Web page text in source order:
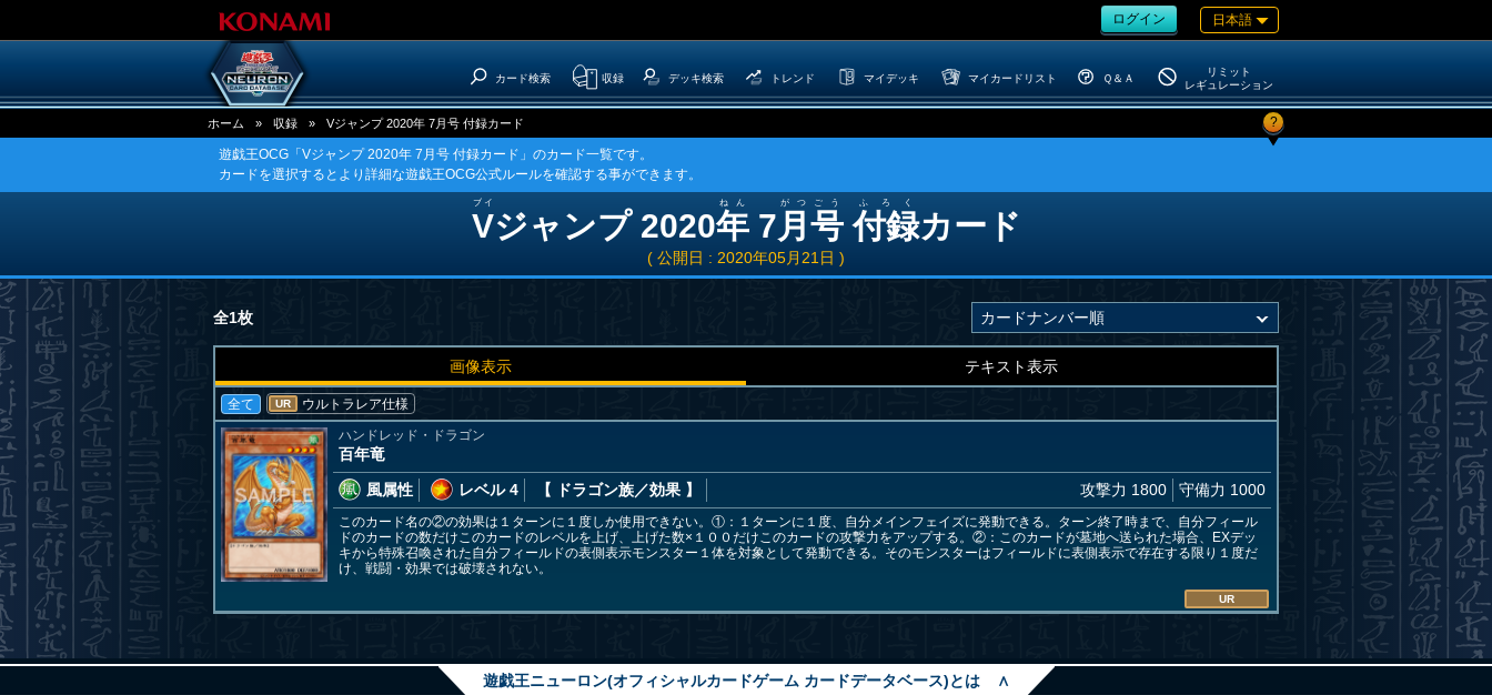
ログイン 日本語
カード検索 収録 デッキ検索 トレンド マイデッキ マイカードリスト Ｑ＆Ａ
リミット
レギュレーション
ホーム » 収録 » Vジャンプ 2020年 7月号 付録カード ?
遊戯王OCG「Vジャンプ 2020年 7月号 付録カード」のカード一覧です。
カードを選択するとより詳細な遊戯王OCG公式ルールを確認する事ができます。
V
ブイ
ジャンプ 2020年
ねん
7月
がつ
号
ごう
付録
ふろく
カード
( 公開日 : 2020年05月21日 )
全1枚
画像表示 テキスト表示
全て UR ウルトラレア仕様
ハンドレッド・ドラゴン
百年竜
風属性
レベル 4 【 ドラゴン族／効果 】 攻撃力 1800 守備力 1000
このカード名の②の効果は１ターンに１度しか使用できない。①：１ターンに１度、自分メインフェイズに発動できる。ターン終了時まで、自分フィール
ドのカードの数だけこのカードのレベルを上げ、上げた数×１００だけこのカードの攻撃力をアップする。②：このカードが墓地へ送られた場合、EXデッ
キから特殊召喚された自分フィールドの表側表示モンスター１体を対象として発動できる。そのモンスターはフィールドに表側表示で存在する限り１度だ
け、戦闘・効果では破壊されない。
UR
遊戯王ニューロン(オフィシャルカードゲーム カードデータベース)とは ∧